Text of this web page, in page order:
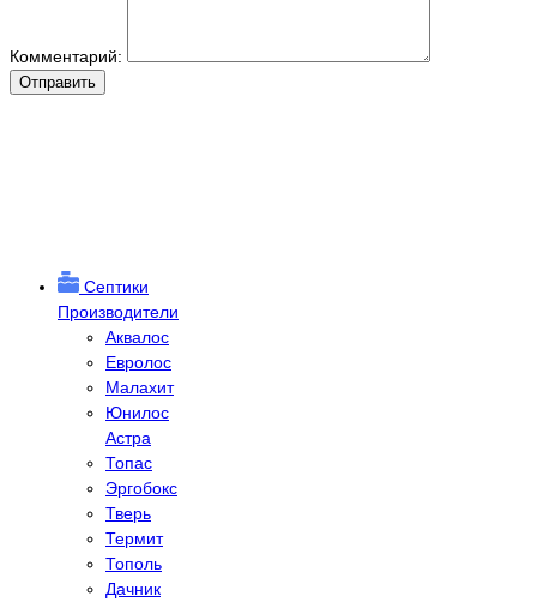
Комментарий:
Отправить
Септики
Производители
Аквалос
Евролос
Малахит
Юнилос
Астра
Топас
Эргобокс
Тверь
Термит
Тополь
Дачник